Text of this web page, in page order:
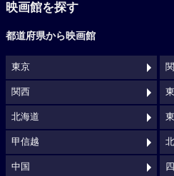
映画館を探す
都道府県から映画館
東京
関西
北海道
甲信越
中国